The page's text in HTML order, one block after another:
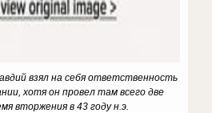
взял на себя ответственность
хотя он провел там всего две
вторжения в 43 году н.э.